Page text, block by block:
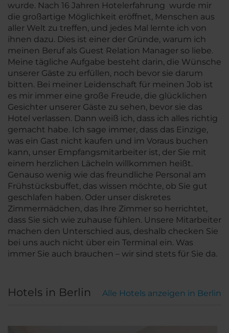
wurde. Nach 16 Jahren Hotelerfahrung wurde mir
die großartige Möglichkeit eröffnet, Menschen aus
aller Welt zu treffen, und jedes Mal lernte ich von
ihnen dazu. Dies ist einer der Gründe, warum ich
meinen Beruf als Guest Relation Manager so liebe.
Meine tägliche Aufgabe besteht darin, die Wünsche
unserer Gäste zu erfüllen, noch bevor sie darum
bitten. Bei meiner Leidenschaft für meinen Job ist
es mir immer eine große Freude, die glücklichen
Gesichter unserer Gäste zu sehen, bevor sie das
Hotel verlassen. Dann weiß ich, dass ich alles richtig
gemacht habe. Ich sage immer, dass das Einzige,
was ein Gast nicht kaufen und im Voraus buchen
kann, unser Empfangsmitarbeiter ist, der Sie mit
einem herzlichen Lächeln willkommen heißt.
Genauso wenig wie das freundliche Personal am
Frühstücksbuffet, das wissen möchte, ob Sie gut
geschlafen haben. Oder unser diskretes
Zimmermädchen, das Ihre Zimmer so herrichtet,
dass Sie sich wie zuhause fühlen. Unsere Mitarbeiter
machen den Unterschied aus, deshalb checken Sie
bei uns auch nicht über ein Terminal ein. Was
immer Sie auch brauchen – wir sind stets für Sie da.
Hotels in Berlin Alle Hotels anzeigen in Berlin